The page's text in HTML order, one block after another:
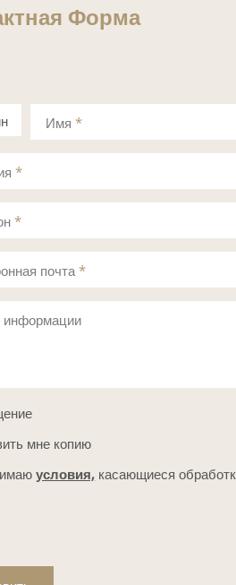
Форма
Имя*
*
информации
*
почта*
мне копию
условия, касающиеся